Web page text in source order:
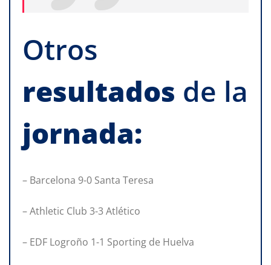
Otros
resultados de la
jornada:
– Barcelona 9-0 Santa Teresa
– Athletic Club 3-3 Atlético
– EDF Logroño 1-1 Sporting de Huelva